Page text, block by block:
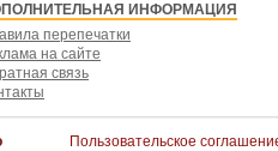
ИНФОРМАЦИЯ
перепечатки
на сайте
связь
Пользовательское